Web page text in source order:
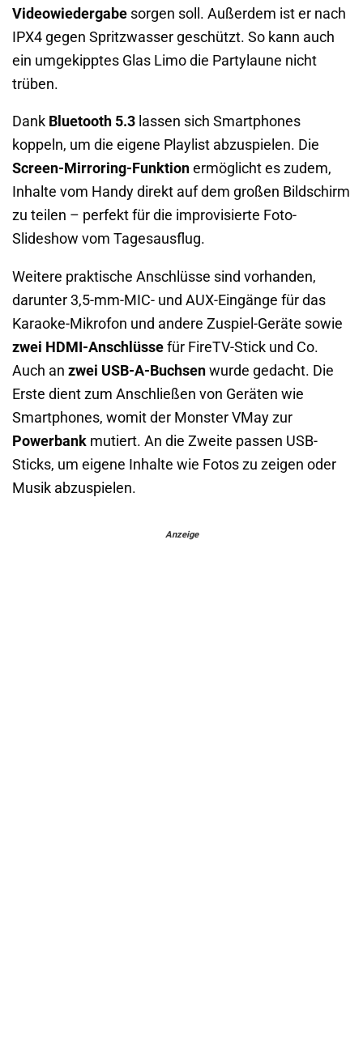
Videowiedergabe sorgen soll. Außerdem ist er nach
IPX4 gegen Spritzwasser geschützt. So kann auch
ein umgekipptes Glas Limo die Partylaune nicht
trüben.
Dank Bluetooth 5.3 lassen sich Smartphones
koppeln, um die eigene Playlist abzuspielen. Die
Screen-Mirroring-Funktion ermöglicht es zudem,
Inhalte vom Handy direkt auf dem großen Bildschirm
zu teilen – perfekt für die improvisierte Foto-
Slideshow vom Tagesausflug.
Weitere praktische Anschlüsse sind vorhanden,
darunter 3,5-mm-MIC- und AUX-Eingänge für das
Karaoke-Mikrofon und andere Zuspiel-Geräte sowie
zwei HDMI-Anschlüsse für FireTV-Stick und Co.
Auch an zwei USB-A-Buchsen wurde gedacht. Die
Erste dient zum Anschließen von Geräten wie
Smartphones, womit der Monster VMay zur
Powerbank mutiert. An die Zweite passen USB-
Sticks, um eigene Inhalte wie Fotos zu zeigen oder
Musik abzuspielen.
Anzeige